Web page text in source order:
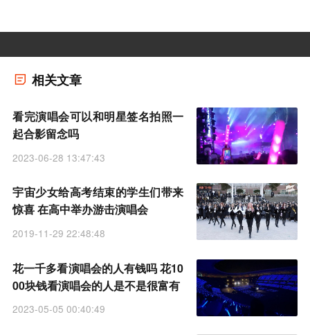
相关文章
看完演唱会可以和明星签名拍照一
起合影留念吗
2023-06-28 13:47:43
宇宙少女给高考结束的学生们带来
惊喜 在高中举办游击演唱会
2019-11-29 22:48:48
花一千多看演唱会的人有钱吗 花10
00块钱看演唱会的人是不是很富有
2023-05-05 00:40:49